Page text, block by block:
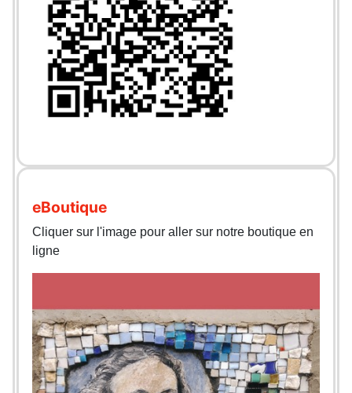
eBoutique
Cliquer sur l'image pour aller sur notre boutique en
ligne